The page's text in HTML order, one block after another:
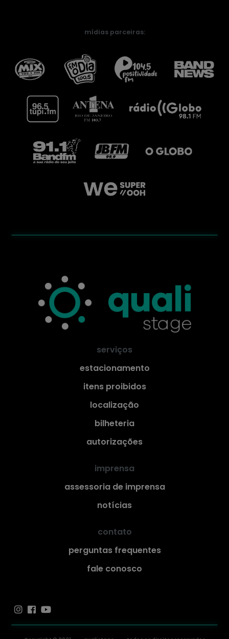
mídias parceiras:
serviços
estacionamento
itens proibidos
localização
bilheteria
autorizações
imprensa
assessoria de imprensa
notícias
contato
perguntas frequentes
fale conosco